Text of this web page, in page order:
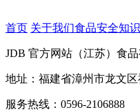
首页 关于我们食品安全知识
JDB 官方网站（江苏）食品
地址：福建省漳州市龙文
服务热线：0596-2106888